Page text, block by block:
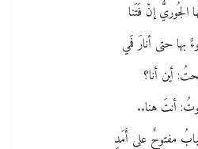
الجُوريُّ إنْ فَتَنا
بها حتى أنارَ فَمي
أين أنا؟
أنتَ هنا..
مفتوحٌ على أَمَدٍ